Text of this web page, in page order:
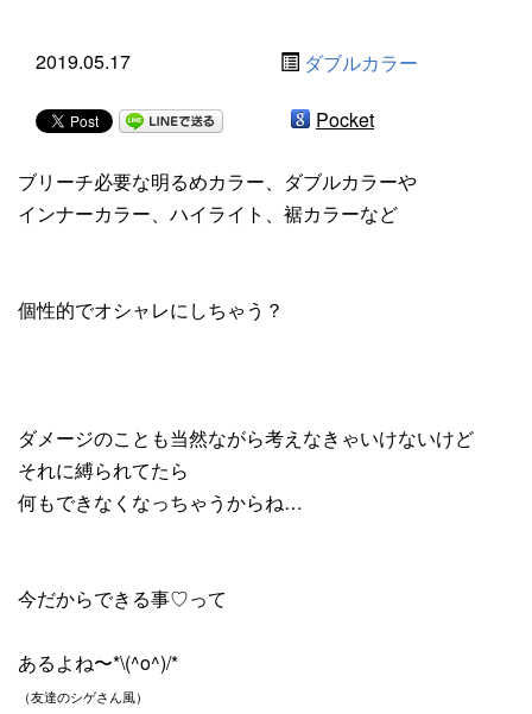
2019.05.17 ダブルカラー
Pocket
ブリーチ必要な明るめカラー、ダブルカラーや
インナーカラー、ハイライト、裾カラーなど
個性的でオシャレにしちゃう？
ダメージのことも当然ながら考えなきゃいけないけど
それに縛られてたら
何もできなくなっちゃうからね…
今だからできる事♡って
あるよね〜*\(^o^)/*
（友達のシゲさん風）